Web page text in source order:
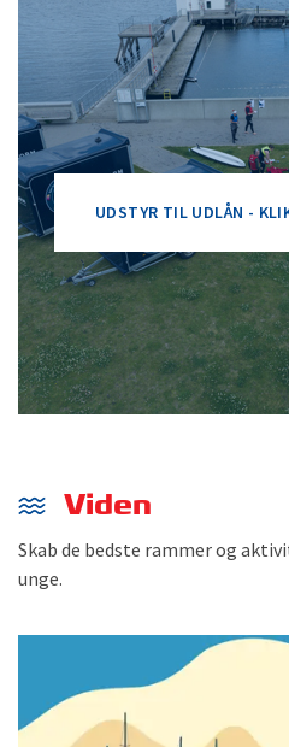
UDSTYR TIL UDLÅN -
Viden
Skab de bedste rammer og
unge.